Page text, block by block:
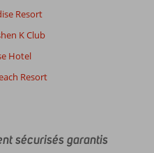
Resort
K Club
Hotel
Resort
sécurisés garantis